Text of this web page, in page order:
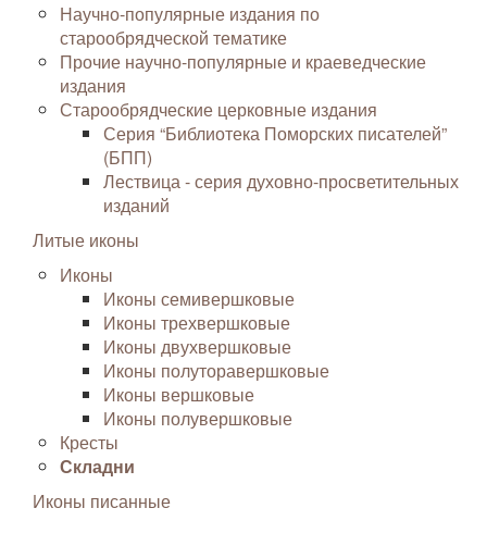
Научно-популярные издания по
старообрядческой тематике
Прочие научно-популярные и краеведческие
издания
Старообрядческие церковные издания
Серия “Библиотека Поморских писателей”
(БПП)
Лествица - серия духовно-просветительных
изданий
Литые иконы
Иконы
Иконы семивершковые
Иконы трехвершковые
Иконы двухвершковые
Иконы полуторавершковые
Иконы вершковые
Иконы полувершковые
Кресты
Складни
Иконы писанные